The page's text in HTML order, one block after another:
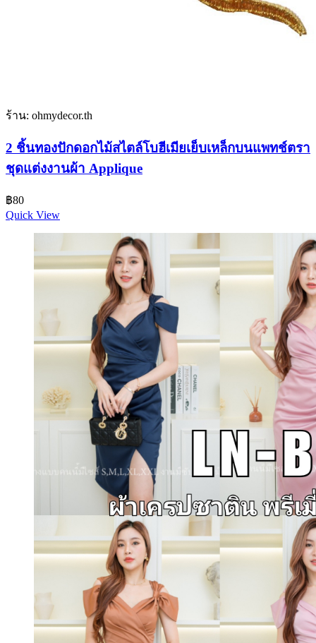
ร้าน: ohmydecor.th
2 ชิ้นทองปักดอกไม้สไตล์โบฮีเมียเย็บเหล็กบนแพทช์ตรา
ชุดแต่งงานผ้า Applique
฿80
Quick View